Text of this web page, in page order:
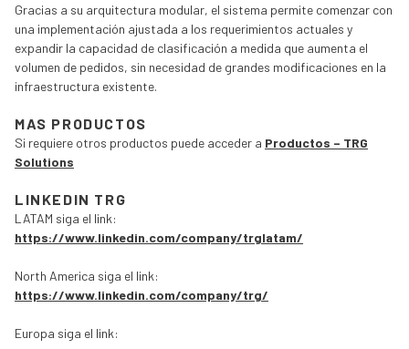
Gracias a su arquitectura modular, el sistema permite comenzar con
una implementación ajustada a los requerimientos actuales y
expandir la capacidad de clasificación a medida que aumenta el
volumen de pedidos, sin necesidad de grandes modificaciones en la
infraestructura existente.
MAS PRODUCTOS
Si requiere otros productos puede acceder a Productos – TRG
Solutions
LINKEDIN TRG
LATAM siga el link:
https://www.linkedin.com/company/trglatam/
North America siga el link:
https://www.linkedin.com/company/trg/
Europa siga el link: